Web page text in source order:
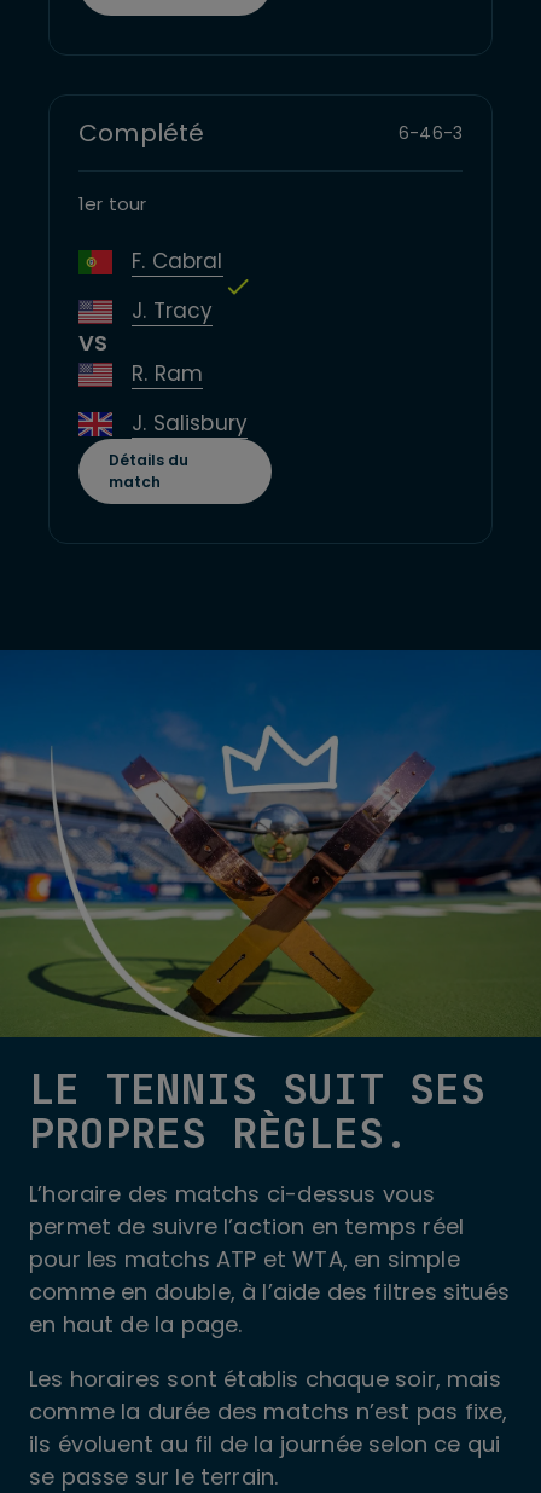
Complété 6-46-3
1er tour
F. Cabral
J. Tracy
VS
R. Ram
J. Salisbury
Détails du
match
LE TENNIS SUIT SES
PROPRES RÈGLES.
L’horaire des matchs ci-dessus vous
permet de suivre l’action en temps réel
pour les matchs ATP et WTA, en simple
comme en double, à l’aide des filtres situés
en haut de la page.
Les horaires sont établis chaque soir, mais
comme la durée des matchs n’est pas fixe,
ils évoluent au fil de la journée selon ce qui
se passe sur le terrain.